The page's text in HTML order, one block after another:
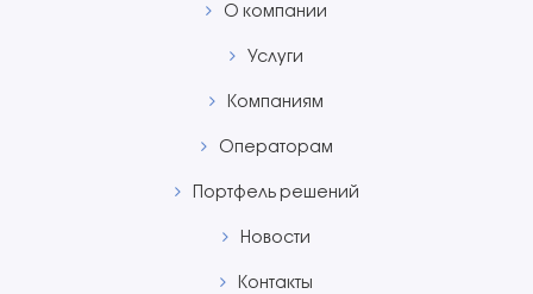
О компании
Услуги
Компаниям
Операторам
Портфель решений
Новости
Контакты